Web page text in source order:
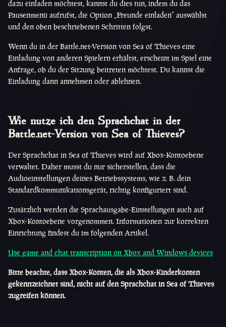
dazu einladen möchtest, kannst du dies tun, indem du das
Pausenmenü aufrufst, die Option „Freunde einladen“ auswählst
und den oben beschriebenen Schritten folgst.
Wenn du in der Battle.net-Version von Sea of Thieves eine
Einladung von anderen Spielern erhältst, erscheint im Spiel eine
Anfrage, ob du der Sitzung beitreten möchtest. Du kannst die
Einladung dann annehmen oder ablehnen.
Wie nutze ich den Sprachchat in der
Battle.net-Version von Sea of Thieves?
Der Sprachchat in Sea of Thieves wird auf Xbox-Kontoebene
verwaltet. Daher musst du nur sicherstellen, dass die
Audioeinstellungen deines Betriebssystems, wie z. B. dein
Standardkommunikationsgerät, richtig konfiguriert sind.
Zusätzlich werden die Sprachausgabe-Einstellungen auch auf
Xbox-Kontoebene vorgenommen. Informationen zur korrekten
Einrichtung findest du im folgenden Artikel.
Use game and chat transcription on Xbox and Windows devices
Bitte beachte, dass Xbox-Konten, die als Xbox-Kinderkonten
gekennzeichnet sind, nicht auf den Sprachchat in Sea of Thieves
zugreifen können.